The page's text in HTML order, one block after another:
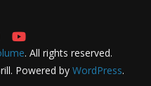
. All rights reserved.
Powered by WordPress.